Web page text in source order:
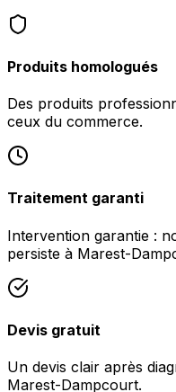
Produits homologués
Des produits
ceux du commerce.
Traitement garanti
Intervention garantie :
persiste à Marest-
Devis gratuit
Un devis clair après
Marest-Dampcourt.